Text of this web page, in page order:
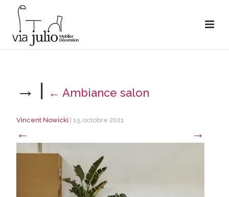
→ | ← Ambiance salon
Vincent Nowicki 15 octobre 2021
← →